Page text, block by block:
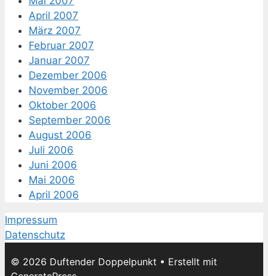
April 2007
März 2007
Februar 2007
Januar 2007
Dezember 2006
November 2006
Oktober 2006
September 2006
August 2006
Juli 2006
Juni 2006
Mai 2006
April 2006
Impressum
Datenschutz
© 2026 Duftender Doppelpunkt • Erstellt mit